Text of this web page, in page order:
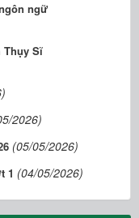
ngữ
Thụy Sĩ
2026)
(05/05/2026)
1 (04/05/2026)